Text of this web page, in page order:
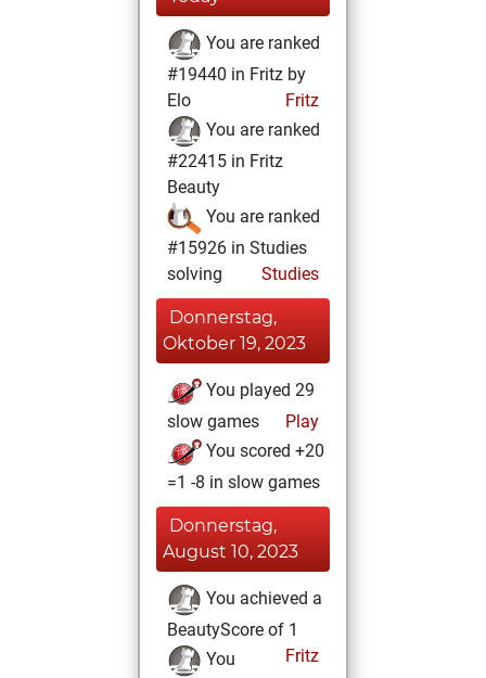
You are ranked
#19440 in Fritz by
Elo
Fritz
You are ranked
#22415 in Fritz
Beauty
You are ranked
#15926 in Studies
solving
Studies
Donnerstag,
Oktober 19, 2023
You played 29
slow games
Play
You scored +20
=1 -8 in slow games
Donnerstag,
August 10, 2023
You achieved a
BeautyScore of 1
Fritz
You